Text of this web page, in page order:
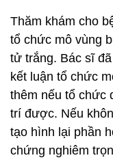
Thăm khám cho
tổ chức mô vùng
tử trắng. Bác sĩ
kết luận tổ chức
thêm nếu tổ chức
trí được. Nếu
tạo hình lại phần
chứng nghiêm